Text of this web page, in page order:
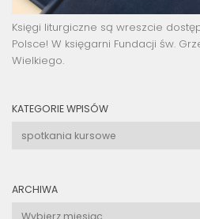
Księgi liturgiczne są wreszcie
Polsce! W księgarni Fundacji św.
Wielkiego.
KATEGORIE WPISÓW
Kategorie
wpisów
ARCHIWA
Archiwa